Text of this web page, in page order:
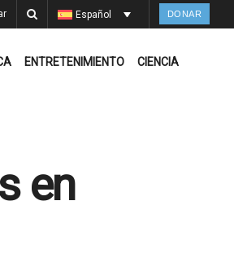
Español DONAR
ENTRETENIMIENTO CIENCIA
en